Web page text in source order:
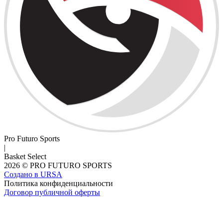
Pro Futuro Sports
|
Basket Select
2026 © PRO FUTURO SPORTS
Создано в URSA
Политика конфиденциальности
Договор публичной оферты